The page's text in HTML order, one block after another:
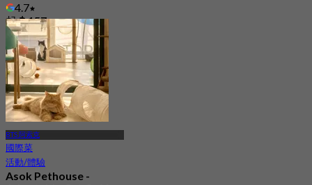
4.7
起฿ 157
BTS 阿索克
國際菜
活動/體驗
Asok Pethouse -